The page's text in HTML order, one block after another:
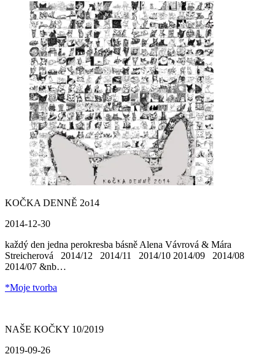
KOČKA DENNĚ 2o14
2014-12-30
každý den jedna perokresba básně Alena Vávrová & Mára
Streicherová 2014/12 2014/11 2014/10 2014/09 2014/08
2014/07 &nb…
*Moje tvorba
NAŠE KOČKY 10/2019
2019-09-26